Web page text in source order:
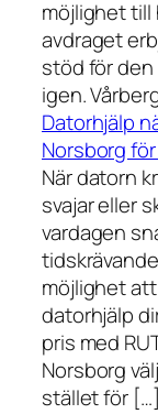
möjlighet till
avdraget
stöd för
igen.
Datorhjälp
Norsborg
När datorn
svajar eller
vardagen
möjlighet
datorhjälp
pris med
Norsborg
stället för […]